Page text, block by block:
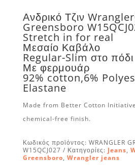
Ανδρικό Τζιν
Greensboro
Stretch in for real
Μεσαίο Καβάλο
Regular-Slim στο πόδι
Με φερμουάρ
92% cotton,6%
Elastane
Made from Better Cotton
chemical-free finish.
Κωδικός προϊόντος: WRANGLER
W15QCJ027
Κατηγορίες: Jeans,
Greensboro, Wrangler jeans